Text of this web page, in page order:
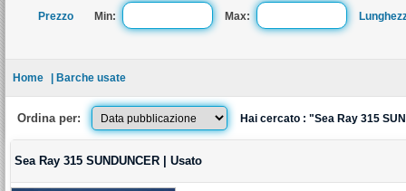
Prezzo Min: Max:
Home | Barche usate
Ordina per: Hai cercato : "Sea Ray 315
Sea Ray 315 SUNDUNCER | Usato